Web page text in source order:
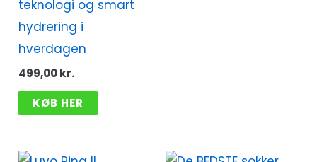
teknologi og smart
hydrering i
hverdagen
499,00kr.
KØB HER